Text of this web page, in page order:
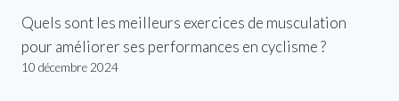
Quels sont les meilleurs exercices de musculation
pour améliorer ses performances en cyclisme ?
10 décembre 2024